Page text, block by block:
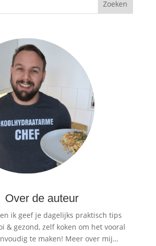
Over de auteur
ik geef je dagelijks praktisch tips
& gezond, zelf koken om het vooral
te maken! Meer over mij…